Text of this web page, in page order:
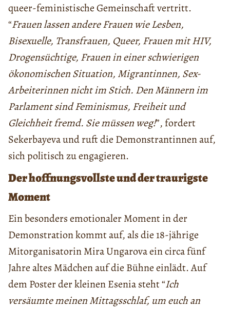
queer-feministische Gemeinschaft vertritt.
“Frauen lassen andere Frauen wie Lesben,
Bisexuelle, Transfrauen, Queer, Frauen mit HIV,
Drogensüchtige, Frauen in einer schwierigen
ökonomischen Situation, Migrantinnen, Sex-
Arbeiterinnen nicht im Stich. Den Männern im
Parlament sind Feminismus, Freiheit und
Gleichheit fremd. Sie müssen weg!”, fordert
Sekerbayeva und ruft die Demonstrantinnen auf,
sich politisch zu engagieren.
Der hoffnungsvollste und der traurigste
Moment
Ein besonders emotionaler Moment in der
Demonstration kommt auf, als die 18-jährige
Mitorganisatorin Mira Ungarova ein circa fünf
Jahre altes Mädchen auf die Bühne einlädt. Auf
dem Poster der kleinen Esenia steht “Ich
versäumte meinen Mittagsschlaf, um euch an